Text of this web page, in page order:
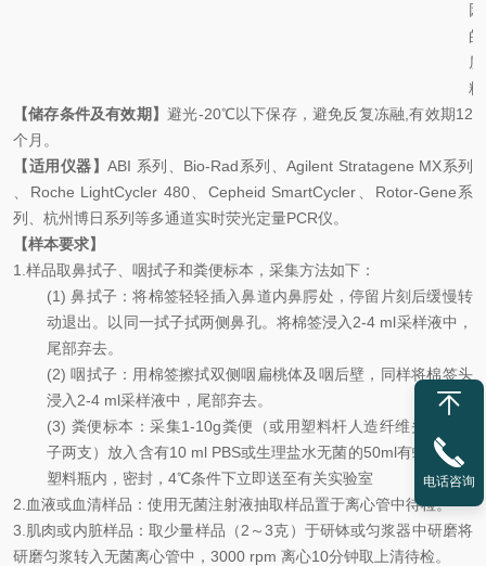
因
的
质
粒
【储存条件及有效期】避光-20℃以下保存，避免反复冻融 ,有效期12
个月。
【适用仪器】 ABI 系列、 Bio-Rad系列、 Agilent Stratagene MX系列
Roche LightCycler 480、 Cepheid SmartCycler Rotor-Gene系
列、杭州博日系列等多通道实时荧光定量PCR仪。
【样本要求】
1. 样品取鼻拭子、咽拭子和粪便标本 ，采集方法如下：
(1) 鼻拭子：将棉签轻轻插入鼻道内鼻腭处，停留片刻后缓慢转
动退出。以同一拭子拭两侧鼻孔。将棉签浸入 2-4 ml采样液中，
尾部弃去。
(2)咽拭子：用棉签擦拭双侧咽扁桃体及咽后壁，同样将棉签头
浸入 2-4 ml采样液中，尾部弃去。
(3) 粪便标本：采集1-10g粪便（或用塑料杆人造纤维头的肛拭
子两支）放入含有10 ml PBS或生理盐水无菌的50ml有螺旋盖的
塑料瓶内，密封， 4℃条件下立即送至有关实验室
2. 血液或血清样品：使用无菌注射液抽取样品置于离心管中待检。
3. 肌肉或内脏样品：取少量样品（2 ～3克）于研钵或匀浆器中研磨将
研磨匀浆转入无菌离心管中， 3000 rpm 离心10分钟取上清待检。
电话咨询